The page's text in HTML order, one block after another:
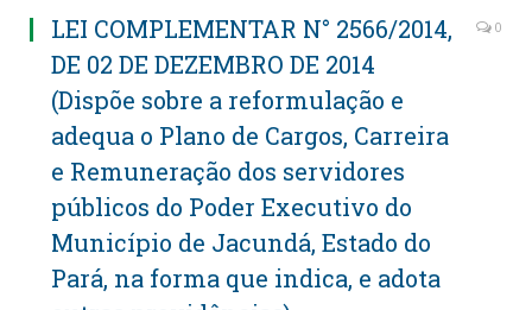
LEI COMPLEMENTAR N° 2566/2014,
DE 02 DE DEZEMBRO DE 2014
(Dispõe sobre a reformulação e
adequa o Plano de Cargos, Carreira
e Remuneração dos servidores
públicos do Poder Executivo do
Município de Jacundá, Estado do
Pará, na forma que indica, e adota
0